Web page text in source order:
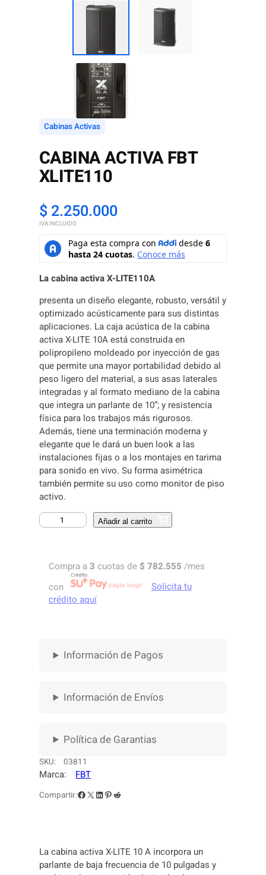
Cabinas Activas
CABINA ACTIVA FBT
XLITE110
$2.250.000
IVA INCLUIDO
La cabina activa X-LITE110A
presenta un diseño elegante, robusto, versátil y
optimizado acústicamente para sus distintas
aplicaciones. La caja acústica de la cabina
activa X-LITE 10A está construida en
polipropileno moldeado por inyección de gas
que permite una mayor portabilidad debido al
peso ligero del material, a sus asas laterales
integradas y al formato mediano de la cabina
que integra un parlante de 10”; y resistencia
física para los trabajos más rigurosos.
Además, tiene una terminación moderna y
elegante que le dará un buen look a las
instalaciones fijas o a los montajes en tarima
para sonido en vivo. Su forma asimétrica
también permite su uso como monitor de piso
activo.
C
A
E
1
1
n
t
i
Añadir al carrito
Compra a3 cuotas de $ 782.555 /mes
con
Solicita tu
crédito aquí
Información de Pagos
Información de Envíos
Política de Garantias
SKU: 03811
Marca: FBT
Compartir:Facebook X LinkedIn Pinterest Reddit
La cabina activa X-LITE 10 A incorpora un
parlante de baja frecuencia de 10 pulgadas y